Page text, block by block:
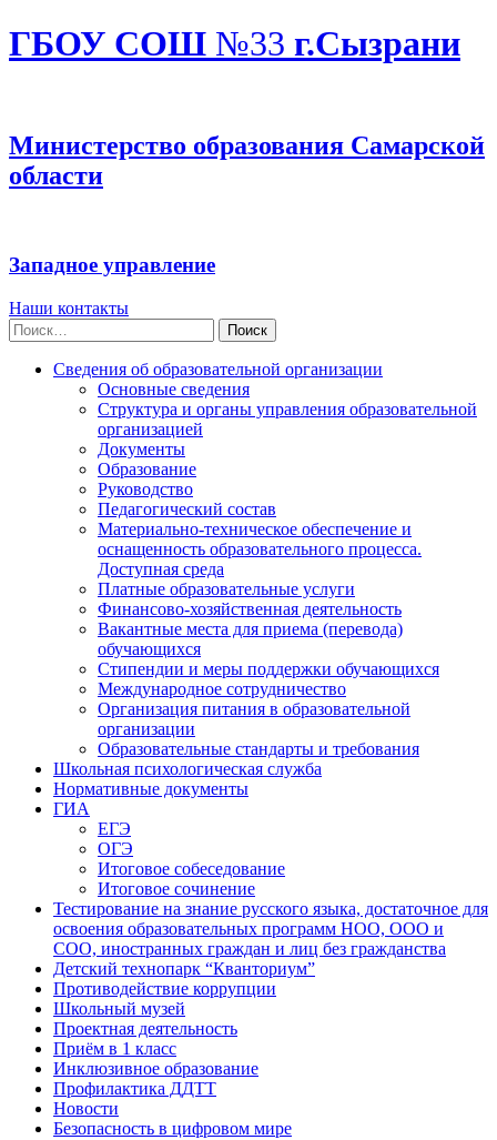
ГБОУ СОШ №33 г.Сызрани
Министерство образования Самарской
области
Западное управление
Наши контакты
Найти:
Сведения об образовательной организации
Основные сведения
Структура и органы управления образовательной
организацией
Документы
Образование
Руководство
Педагогический состав
Материально-техническое обеспечение и
оснащенность образовательного процесса.
Доступная среда
Платные образовательные услуги
Финансово-хозяйственная деятельность
Вакантные места для приема (перевода)
обучающихся
Стипендии и меры поддержки обучающихся
Международное сотрудничество
Организация питания в образовательной
организации
Образовательные стандарты и требования
Школьная психологическая служба
Нормативные документы
ГИА
ЕГЭ
ОГЭ
Итоговое собеседование
Итоговое сочинение
Тестирование на знание русского языка, достаточное для
освоения образовательных программ НОО, ООО и
СОО, иностранных граждан и лиц без гражданства
Детский технопарк “Кванториум”
Противодействие коррупции
Школьный музей
Проектная деятельность
Приём в 1 класс
Инклюзивное образование
Профилактика ДДТТ
Новости
Безопасность в цифровом мире